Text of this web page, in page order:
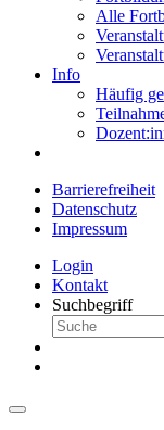
Alle
Info
Häufig
Barrierefreiheit
Datenschutz
Impressum
Login
Kontakt
Suchbegriff